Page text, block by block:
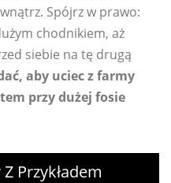
Spójrz w prawo:
chodnikiem, aż
siebie na tę drugą
aby uciec z farmy
przy dużej fosie
Przykładem